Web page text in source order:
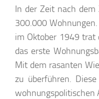
In der Zeit nach
300.000
im Oktober 1949 trat
das erste
Mit dem rasanten
zu überführen.
wohnungspolitischen